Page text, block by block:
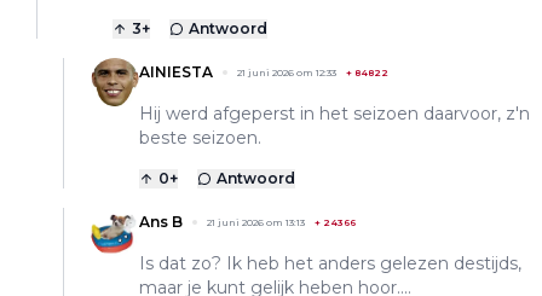
3+ Antwoord
AINIESTA 21 juni 2026 om 12:33 + 84822
Hij werd afgeperst in het seizoen daarvoor, z'n
beste seizoen.
0+ Antwoord
Ans B 21 juni 2026 om 13:13 + 24366
Is dat zo? Ik heb het anders gelezen destijds,
maar je kunt gelijk heben hoor....